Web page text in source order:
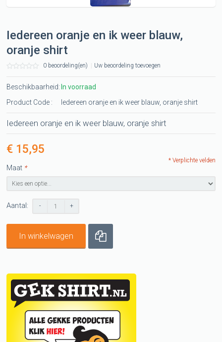
Iedereen oranje en ik weer blauw,
oranje shirt
0 beoordeling(en) Uw beoordeling toevoegen
Beschikbaarheid: In voorraad
Product Code :
Iedereen oranje en ik weer blauw, oranje shirt
Iedereen oranje en ik weer blauw, oranje shirt
€ 15,95
*
Maat
* Verplichte velden
Aantal: - +
In winkelwagen